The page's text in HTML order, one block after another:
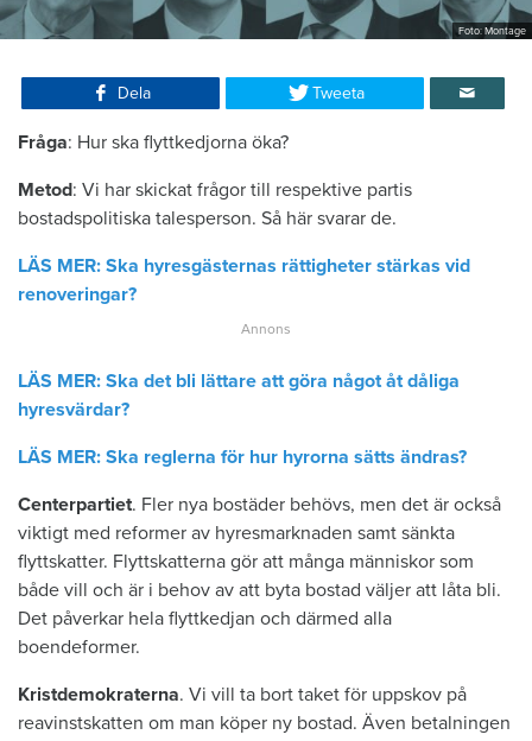
Foto: Montage
Dela Tweeta
Fråga: Hur ska flyttkedjorna öka?
Metod: Vi har skickat frågor till respektive partis
bostadspolitiska talesperson. Så här svarar de.
LÄS MER: Ska hyresgästernas rättigheter stärkas vid
renoveringar?
LÄS MER: Ska det bli lättare att göra något åt dåliga
hyresvärdar?
LÄS MER: Ska reglerna för hur hyrorna sätts ändras?
Centerpartiet. Fler nya bostäder behövs, men det är också
viktigt med reformer av hyresmarknaden samt sänkta
flyttskatter. Flyttskatterna gör att många människor som
både vill och är i behov av att byta bostad väljer att låta bli.
Det påverkar hela flyttkedjan och därmed alla
boendeformer.
Kristdemokraterna. Vi vill ta bort taket för uppskov på
reavinstskatten om man köper ny bostad. Även betalningen